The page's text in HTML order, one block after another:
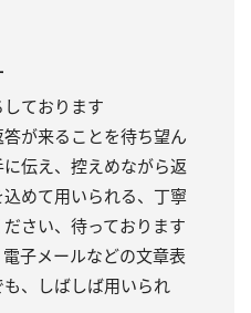
ております
答が来ることを待ち望ん
伝え、控えめながら返
めて用いられる、丁寧
さい、待っております
子メールなどの文章表
、しばしば用いられ